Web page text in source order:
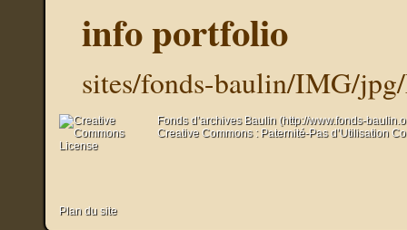
info portfolio
sites/fonds-baulin/IMG/
Fonds d’archives Baulin (http://www.fonds-
Creative Commons : Paternité-Pas d’Utilisation
Plan du site